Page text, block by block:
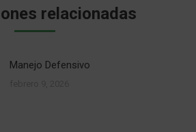
relacionadas
Manejo Defensivo